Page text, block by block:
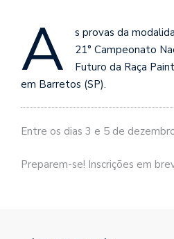
A
s provas da
21° Campeonato
Futuro da Raça
em Barretos (SP).⠀⠀⠀⠀⠀
Entre os dias 3 e 5 de
Preparem-se! Inscrições em